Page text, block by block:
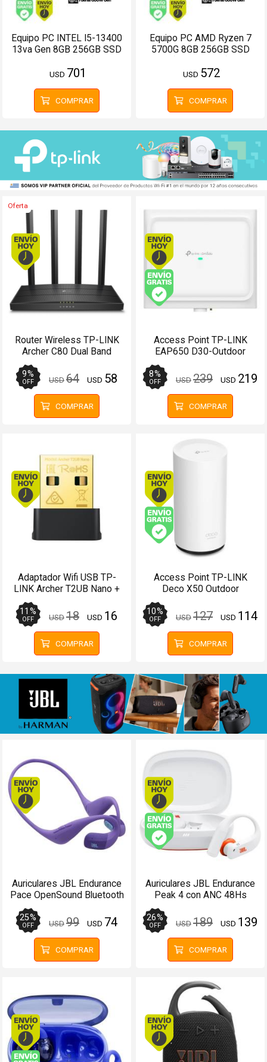
Equipo PC INTEL I5-13400
13va Gen 8GB 256GB SSD
USD 701
COMPRAR
Equipo PC AMD Ryzen 7
5700G 8GB 256GB SSD
USD 572
COMPRAR
Oferta
Envío hoy. Comprando antes de 13Hs.
Router Wireless TP-LINK
Archer C80 Dual Band
9%
OFF USD64 USD 58
COMPRAR
Envío gratis (Ver
Access Point TP-LINK
EAP650 D30-Outdoor
AX3000 Omada Direccional
8%
OFF USD239 USD 219
COMPRAR
Envío hoy. Comprando antes de 13Hs.
Adaptador Wifi USB TP-
LINK Archer T2UB Nano +
11 %
OFF USD18 USD 16
COMPRAR
Envío gratis (Ver
Access Point TP-LINK
Deco X50 Outdoor
OneMesh AX3000 (Pack 1
unidad)
10%
OFF USD127 USD 114
COMPRAR
Envío hoy. Comprando antes de 13Hs.
Auriculares JBL Endurance
Pace OpenSound Bluetooth
10Hs Púrpura - Manos
libres
25%
OFF USD99 USD 74
COMPRAR
Envío gratis (Ver
Auriculares JBL Endurance
Peak 4 con ANC 48Hs
Blancos - Manos libres
26%
OFF USD189 USD 139
COMPRAR
Envío hoy. Comprando antes de 13Hs. Envío hoy.